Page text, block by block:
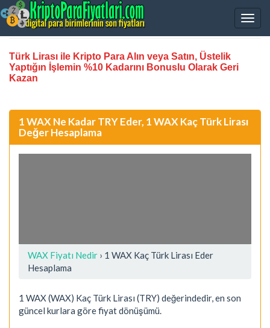
Türk Lirası ile Kripto Para Alın veya Satın, Üstelik
Yaptığın İşlemin %10 Kadarını Bonuslu Olarak Geri
Kazan
1 WAX Ne Kadar TRY Eder, 1 WAX Kaç Türk Lirası
Değer Hesaplama
WAX Fiyatı Nedir › 1 WAX Kaç Türk Lirası Eder
Hesaplama
1 WAX (WAX) Kaç Türk Lirası (TRY) değerindedir, en son
güncel kurlara göre fiyat dönüşümü.